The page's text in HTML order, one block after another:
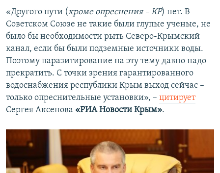
«Другого пути (кроме опреснения – КР) нет. В
Советском Союзе не такие были глупые ученые, не
было бы необходимости рыть Северо-Крымский
канал, если бы были подземные источники воды.
Поэтому паразитирование на эту тему давно надо
прекратить. С точки зрения гарантированного
водоснабжения республики Крым выход сейчас –
только опреснительные установки», – цитирует
Сергея Аксенова «РИА Новости Крым».